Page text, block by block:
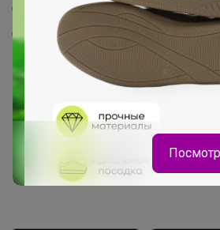
Самое желанное
Самое быстрое
Начать зарабатывать с 24-ok
Picabox.ru - Лучшее место для
Розыгрыш - Генератор случайных
Пульс нашего маркетплейса
Укорачиватель ссылок